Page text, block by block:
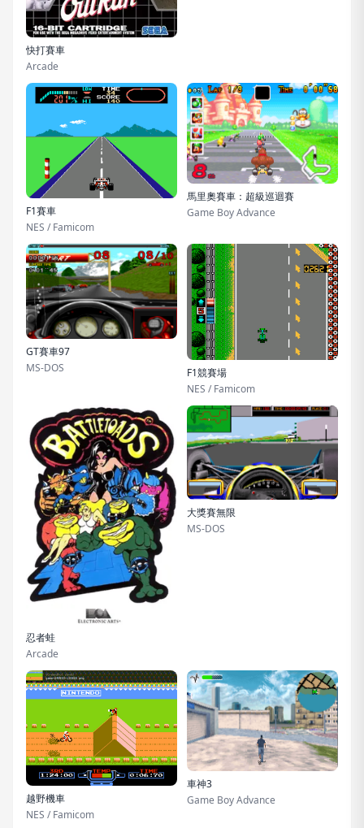
快打賽車
Arcade
F1賽車
NES / Famicom
馬里奧賽車：超級巡迴賽
Game Boy Advance
GT賽車97
MS-DOS
F1競賽場
NES / Famicom
忍者蛙
Arcade
大獎賽無限
MS-DOS
越野機車
NES / Famicom
車神3
Game Boy Advance